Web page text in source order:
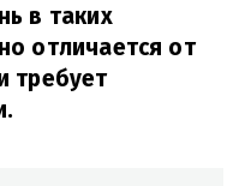
в таких
отличается от
требует